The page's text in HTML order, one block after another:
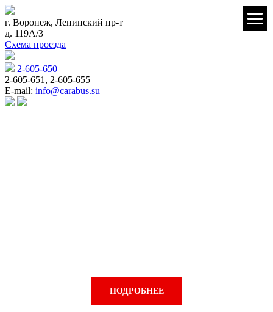
г. Воронеж, Ленинский пр-т
д. 119А/3
Схема проезда
2-605-650
2-605-651, 2-605-655
E-mail: info@carabus.su
ПОДРОБНЕЕ